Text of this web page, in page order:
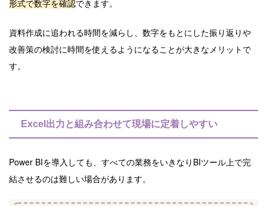
形式で数字を確認できます。
資料作成に追われる時間を減らし、数字をもとにした振り返りや
改善策の検討に時間を使えるようになることが大きなメリットで
す。
Excel出力と組み合わせて現場に定着しやすい
Power BIを導入しても、すべての業務をいきなりBIツール上で完
結させるのは難しい場合があります。